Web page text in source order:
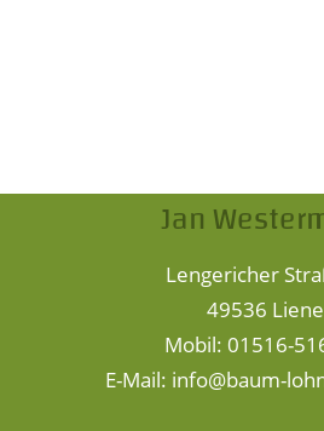
Jan
Lengericher
49536
Mobil: 01516-
E-Mail: info@baum-